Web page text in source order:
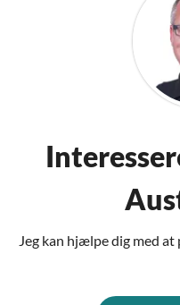
Jeg kan hjælpe dig med